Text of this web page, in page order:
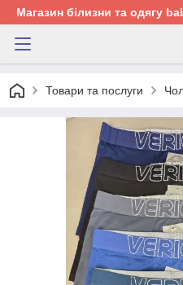
Магазин білизни та одягу
Товари та послуги